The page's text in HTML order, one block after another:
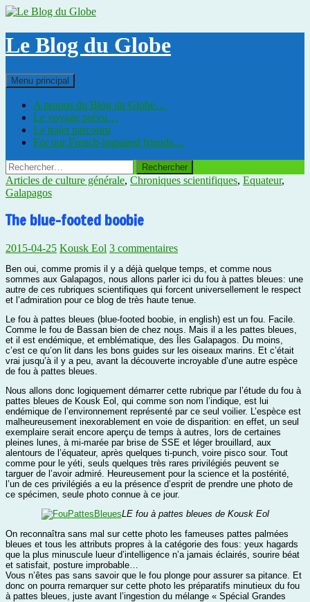
Aller
contenu
Le Blog du Globe
Recherche
Menu principal
A propos du Blog du Globe…
Le voyage prévu…
Le trajet parcouru
For our French-impaired friends…
Rechercher :
Articles de culture générale, Chroniques scientifiques, Equateur,
Galapagos
The blue-footed boobie
2015-04-25 Kousk Eol 3 commentaires
Ben oui, comme promis il y a déjà quelque temps, et comme nous
sommes aux Galapagos, nous allons parler ici du fou à pattes bleues: une
autre de ces rubriques scientifiques qui forcent universellement le respect
et l’admiration pour ce blog de très haute tenue.
Le fou à pattes bleues (blue-footed boobie, in english) est un fou. Facile.
Comme le fou de Bassan bien de chez nous. Mais il a les pattes bleues,
et il est endémique, et emblématique, des Îles Galapagos. Du moins,
c’est ce qu’on lit dans les bons guides sur les oiseaux marins. Et c’était
vrai jusqu’à il y a peu, avant la découverte incroyable d’une autre espèce
de fou à pattes bleues.
Nous allons donc logiquement démarrer cette rubrique par l’étude du fou à
pattes bleues de Kousk Eol, qui comme son nom l’indique, est lui
endémique de l’environnement représenté par ce seul voilier. L’espèce est
malheureusement inexorablement en voie de disparition: en effet, un seul
exemplaire serait encore aperçu de temps à autres, lors de certaines
pleines lunes, à mi-marée par brise de SSE et léger brouillard, aux
alentours de l’équateur, après quelques ti-punch, voire pisco sour. Tout
comme pour le yéti, seuls quelques très rares privilégiés peuvent se
targuer de l’avoir admiré. Heureusement pour la science et la postérité,
l’un de ces privilégiés a eu la présence d’esprit de prendre une photo de
ce spécimen, seule photo connue à ce jour.
LE fou à pattes bleues de Kousk Eol
On reconnaîtra sans mal sur cette photo les fameuses pattes palmées
bleues et tous les attributs propres à la catégorie des fous: yeux hagards
que la plus minuscule lueur d’intelligence n’a jamais éclairés, sourire béat
et satisfait, posture improbable…
Vous n’êtes pas sans savoir que le fou plonge pour assurer sa pitance. Et
donc on pourra remarquer sur cette photo les préparatifs minutieux du fou
à pattes bleues, juste avant l’ingestion du mélange « Spécial Grandes